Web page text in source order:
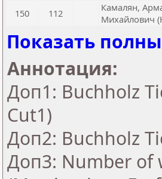
150 112
Камалян,
Михайлович
Показать
Аннотация:
Доп1: Buchholz
Cut1)
Доп2: Buchholz
Доп3: Number of